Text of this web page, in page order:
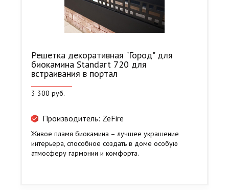
Решетка декоративная "Город" для
биокамина Standart 720 для
встраивания в портал
3 300 руб.
Производитель: ZeFire
Живое пламя биокамина – лучшее украшение
интерьера, способное создать в доме особую
атмосферу гармонии и комфорта.